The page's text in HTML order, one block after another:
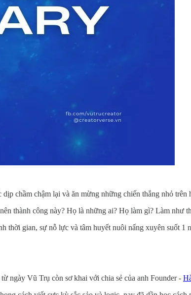
chầm chậm lại và ăn mừng những chiến thắng nhỏ trên
thành công này? Họ là những ai? Họ làm gì? Làm như
thời gian, sự nỗ lực và tâm huyết nuôi nấng xuyên suốt 1
ngày Vũ Trụ còn sơ khai với chia sẻ của anh Founder -